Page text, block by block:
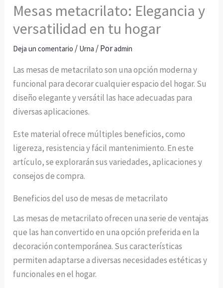
Mesas metacrilato: Elegancia y
versatilidad en tu hogar
Deja un comentario / Urna / Poradmin
Las mesas de metacrilato son una opción moderna y
funcional para decorar cualquier espacio del hogar. Su
diseño elegante y versátil las hace adecuadas para
diversas aplicaciones.
Este material ofrece múltiples beneficios, como
ligereza, resistencia y fácil mantenimiento. En este
artículo, se explorarán sus variedades, aplicaciones y
consejos de compra.
Beneficios del uso de mesas de metacrilato
Las mesas de metacrilato ofrecen una serie de ventajas
que las han convertido en una opción preferida en la
decoración contemporánea. Sus características
permiten adaptarse a diversas necesidades estéticas y
funcionales en el hogar.